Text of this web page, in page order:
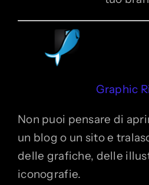
Graphic
Non puoi pensare di
un blog o un sito e
delle grafiche, delle
iconografie.